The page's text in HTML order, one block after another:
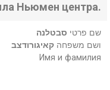
Ньюмен центра.
שם פרטי סבטלנה
ושם משפחה קאיגורודצב
Имя и фамилия